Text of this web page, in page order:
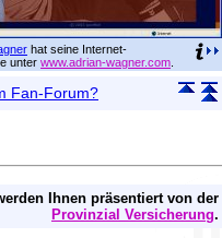
hat seine Internet-
unter www.adrian-wagner.com
Fan-Forum?
Ihnen präsentiert von der
Provinzial Versicherung.